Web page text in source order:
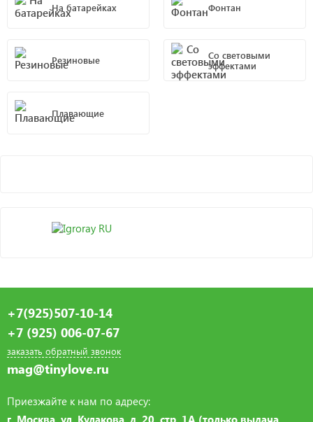
На батарейках Фонтан
Резиновые
Со световыми
эффектами
Плавающие
+7(925)507-10-14
+7 (925) 006-07-67
заказать обратный звонок
mag@tinylove.ru
Приезжайте к нам по адресу:
г. Москва, ул. Кулакова, д. 20, стр. 1А (только выдача